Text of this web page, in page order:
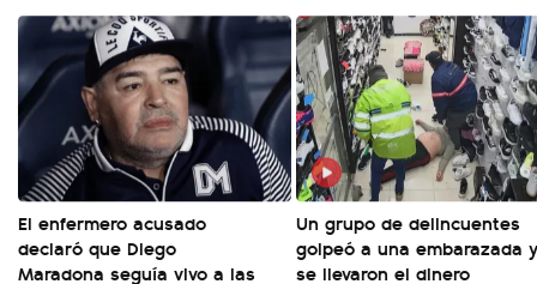
El enfermero acusado
declaró que Diego
Maradona seguía vivo a las
Un grupo de delincuentes
golpeó a una embarazada y
se llevaron el dinero